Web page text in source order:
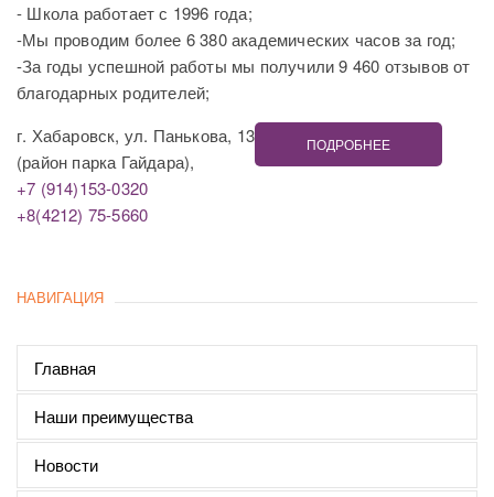
- Школа работает с 1996 года;
-Мы проводим более 6 380 академических часов за год;
-За годы успешной работы мы получили 9 460 отзывов от
благодарных родителей;
г. Хабаровск, ул. Панькова, 13
(район парка Гайдара),
+7 (914)153-0320
+8(4212) 75-5660
ПОДРОБНЕЕ
НАВИГАЦИЯ
Главная
Наши преимущества
Новости